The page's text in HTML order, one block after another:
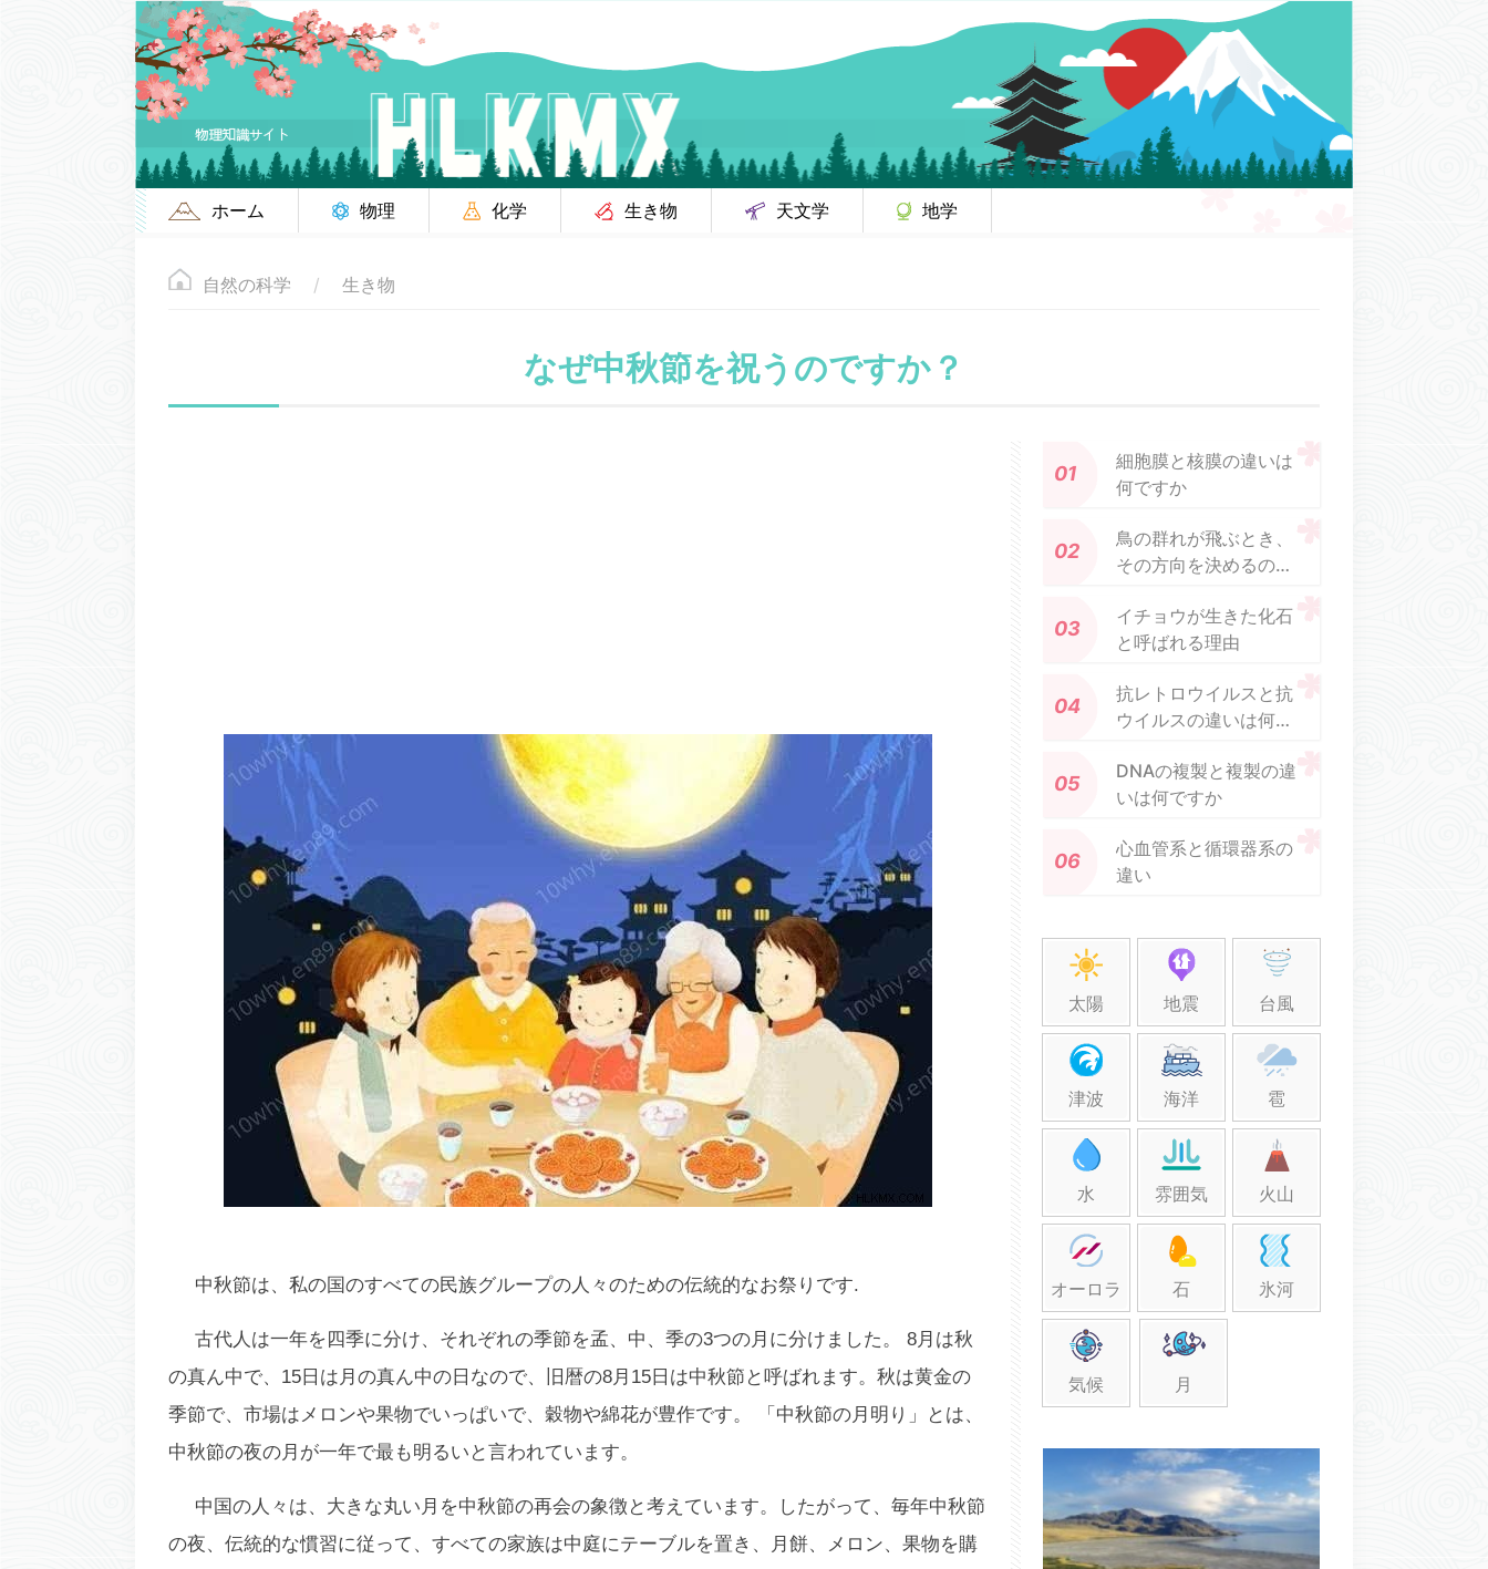
ホーム 物理 化学 生き物 天文学 地学
自然の科学 生き物
なぜ中秋節を祝うのですか？
中秋節は、私の国のすべての民族グループの人々のための伝統的なお祭りです.
古代人は一年を四季に分け、それぞれの季節を孟、中、季の3つの月に分けました。 8月は秋
の真ん中で、15日は月の真ん中の日なので、旧暦の8月15日は中秋節と呼ばれます。秋は黄金の
季節で、市場はメロンや果物でいっぱいで、穀物や綿花が豊作です。 「中秋節の月明り」とは、
中秋節の夜の月が一年で最も明るいと言われています。
中国の人々は、大きな丸い月を中秋節の再会の象徴と考えています。したがって、毎年中秋節
の夜、伝統的な慣習に従って、すべての家族は中庭にテーブルを置き、月餅、メロン、果物を購
細胞膜と核膜の違いは
何ですか
鳥の群れが飛ぶとき、
その方向を決めるのは
イチョウが生きた化石
と呼ばれる理由
抗レトロウイルスと抗
ウイルスの違いは何で
DNAの複製と複製の違
いは何ですか
心血管系と循環器系の
違い
太陽 地震 台風
津波 海洋 雹
水 雰囲気 火山
オーロラ 石 氷河
気候 月